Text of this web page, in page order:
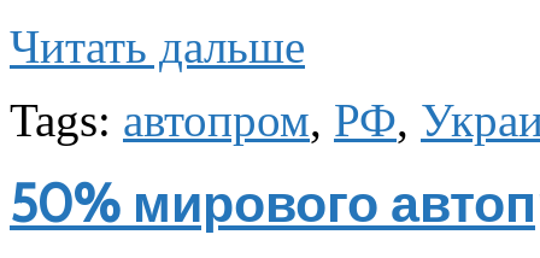
Читать дальше
Tags: автопром, РФ,
50% мирового